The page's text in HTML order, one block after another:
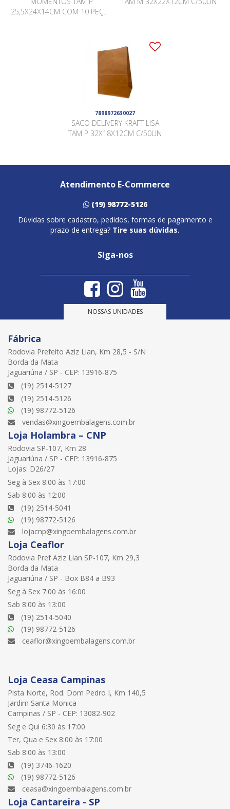
25,5X24X14CM COM 10 PEÇAS
7898972630027
SACO DELIVERY KRAFT LISA
TAM P 32X18X12CM C/50UN
Atendimento E-Commerce
(19) 98772-5126
Dúvidas sobre cadastro, pedidos, formas de pagamento e
prazo de entrega? Tire suas dúvidas.
Siga-nos
NOSSAS UNIDADES
Fábrica
Rodovia Prefeito Aziz Lian, Km 28,5 - S/N
Borda da Mata
Jaguariúna / SP - CEP: 13916-875
(19) 2514-5127
(19) 2514-5126
(19) 98772-5126
vendas@xingoembalagens.com.br
Loja Holambra – CNP
Rodovia SP-107, Km 28
Jaguariúna / SP - CEP: 13916-875
Lojas: D26/27
Seg à Sex 8:00 às 17:00
Sab 8:00 às 12:00
(19) 2514-5041
(19) 98772-5126
lojacnp@xingoembalagens.com.br
Loja Ceaflor
Rodovia Pref Aziz Lian SP-107, Km 29,3
Borda da Mata
Jaguariúna / SP - Box B84 a B93
Seg à Sex 7:00 às 16:00
Sab 8:00 às 13:00
(19) 2514-5040
(19) 98772-5126
ceaflor@xingoembalagens.com.br
Loja Ceasa Campinas
Pista Norte, Rod. Dom Pedro I, Km 140,5
Jardim Santa Monica
Campinas / SP - CEP: 13082-902
Seg e Qui 6:30 às 17:00
Ter, Qua e Sex 8:00 às 17:00
Sab 8:00 às 13:00
(19) 3746-1620
(19) 98772-5126
ceasa@xingoembalagens.com.br
Loja Cantareira - SP